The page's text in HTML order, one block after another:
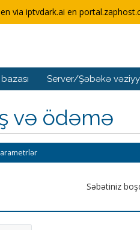
via iptvdark.ai en
Server/Şəbəkə
və ödəmə
Səbətiniz